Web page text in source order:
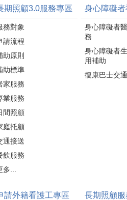
期照顧3.0服務專區
務對象
請流程
助原則
助標準
家服務
業服務
間照顧
庭托顧
通接送
飲服務
多...
身心障礙
身心障礙者
務
身心障礙者
用補助
復康巴士交
請外籍看護工專區 長期照顧